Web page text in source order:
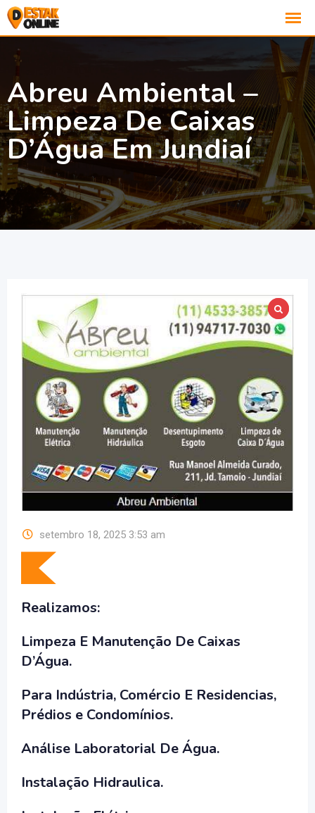
Abreu Ambiental –
Limpeza De Caixas
D’Água Em Jundiaí
setembro 18, 2025 3:53 am
Realizamos:
Limpeza E Manutenção De Caixas
D’Água.
Para Indústria, Comércio E Residencias,
Prédios e Condomínios.
Análise Laboratorial De Água.
Instalação Hidraulica.